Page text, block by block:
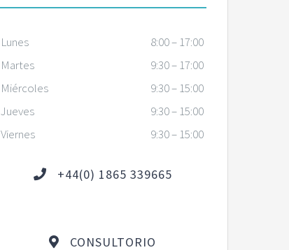
Lunes
8:00 – 17:00
Martes
9:30 – 17:00
Miércoles
9:30 – 15:00
Jueves
9:30 – 15:00
Viernes
9:30 – 15:00
+44(0) 1865 339665
CONSULTORIO